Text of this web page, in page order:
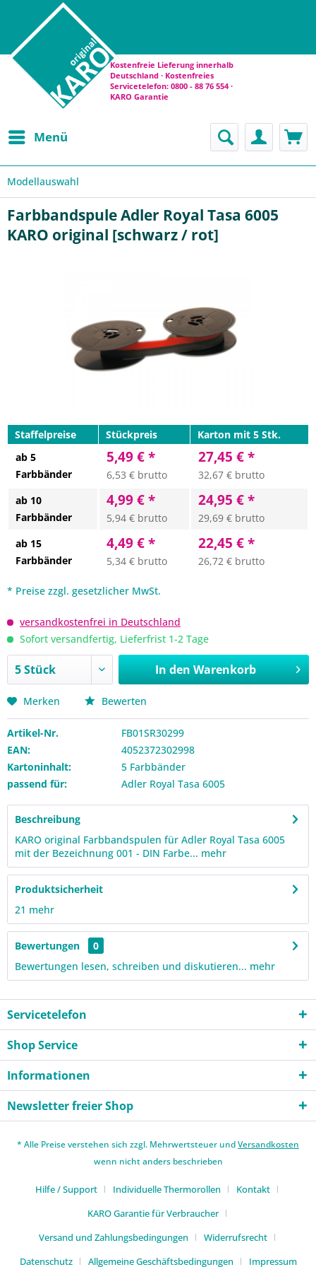
Kostenfreie Lieferung innerhalb
Deutschland · Kostenfreies
Servicetelefon: 0800 - 88 76 554 ·
KARO Garantie
Menü
Modellauswahl
Farbbandspule Adler Royal Tasa 6005
KARO original [schwarz / rot]
Staffelpreise Stückpreis
Karton mit 5 Stk.
ab 5
Farbbänder
5,49 € *
6,53 € brutto
27,45 € *
32,67 € brutto
ab 10
Farbbänder
4,99 € *
5,94 € brutto
24,95 € *
29,69 € brutto
ab 15
Farbbänder
4,49 € *
5,34 € brutto
22,45 € *
26,72 € brutto
* Preise zzgl. gesetzlicher MwSt.
versandkostenfrei in Deutschland
Sofort versandfertig, Lieferfrist 1-2 Tage
In den Warenkorb
Merken Bewerten
Artikel-Nr.
FB01SR30299
EAN:
4052372302998
Kartoninhalt:
5 Farbbänder
passend für:
Adler Royal Tasa 6005
Beschreibung
KARO original Farbbandspulen für Adler Royal Tasa 6005
mit der Bezeichnung 001 - DIN Farbe... mehr
Produktsicherheit
21 mehr
Bewertungen
0
Bewertungen lesen, schreiben und diskutieren... mehr
Servicetelefon
Shop Service
Informationen
Newsletter freier Shop
* Alle Preise verstehen sich zzgl. Mehrwertsteuer undVersandkosten
wenn nicht anders beschrieben
Hilfe / Support Individuelle Thermorollen
Kontakt
KARO Garantie für Verbraucher
Versand und Zahlungsbedingungen
Widerrufsrecht
Datenschutz
Allgemeine Geschäftsbedingungen Impressum